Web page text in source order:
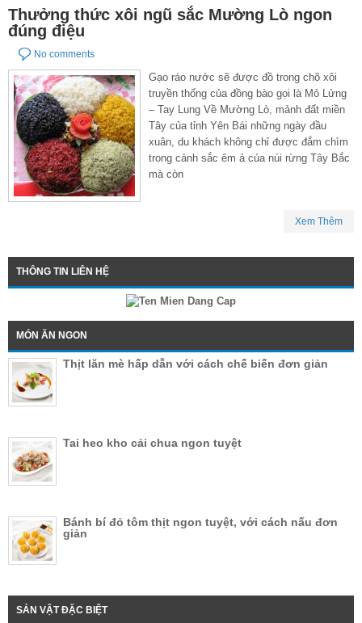
Thưởng thức xôi ngũ sắc Mường Lò ngon
đúng điệu
No comments
Gạo ráo nước sẽ được đồ trong chõ xôi
truyền thống của đồng bào gọi là Mỏ Lửng
– Tay Lung Về Mường Lò, mảnh đất miền
Tây của tỉnh Yên Bái những ngày đầu
xuân, du khách không chỉ được đắm chìm
trong cảnh sắc êm ả của núi rừng Tây Bắc
mà còn
Xem Thêm
THÔNG TIN LIÊN HỆ
MÓN ĂN NGON
Thịt lăn mè hấp dẫn với cách chế biến đơn giản
Tai heo kho cải chua ngon tuyệt
Bánh bí đỏ tôm thịt ngon tuyệt, với cách nấu đơn
giản
SẢN VẬT ĐẶC BIỆT